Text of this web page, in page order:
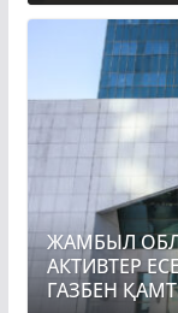
ЖАМБЫЛ
АКТИВТЕР
ГАЗБЕН